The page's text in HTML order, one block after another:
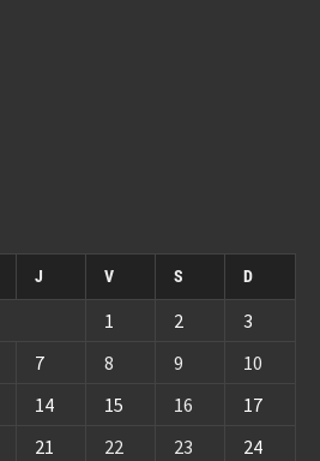
J V S D
1 2
3
7 8 9
10
14 15 16
17
21 22 23 24